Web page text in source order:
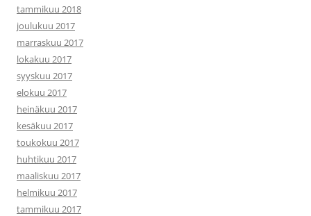
tammikuu 2018
joulukuu 2017
marraskuu 2017
lokakuu 2017
syyskuu 2017
elokuu 2017
heinäkuu 2017
kesäkuu 2017
toukokuu 2017
huhtikuu 2017
maaliskuu 2017
helmikuu 2017
tammikuu 2017